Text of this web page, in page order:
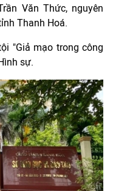
Văn Thức, nguyên
Thanh Hoá.
"Giả mạo trong công
sự.